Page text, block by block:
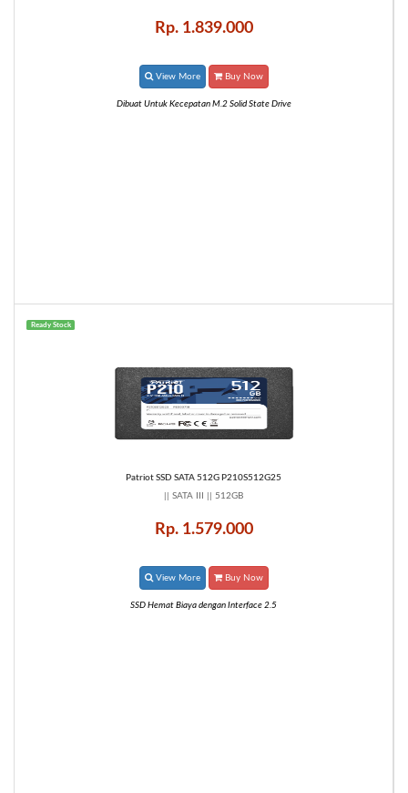
Rp. 1.839.000
View More Buy Now
Dibuat Untuk Kecepatan M.2 Solid State Drive
Ready Stock
Patriot SSD SATA 512G P210S512G25
|| SATA III || 512GB
Rp. 1.579.000
View More Buy Now
SSD Hemat Biaya dengan Interface 2.5